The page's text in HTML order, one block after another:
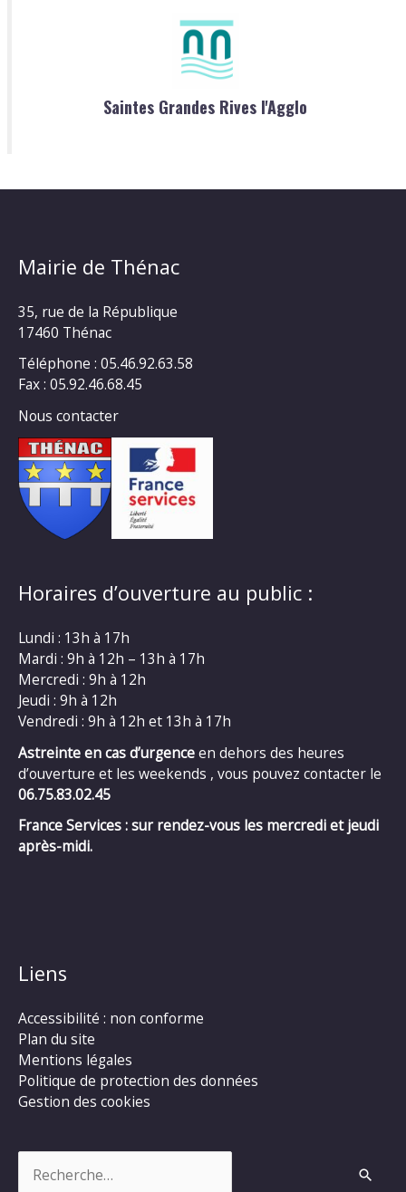
Saintes Grandes Rives l'Agglo
Mairie de Thénac
35, rue de la République
17460 Thénac
Téléphone : 05.46.92.63.58
Fax : 05.92.46.68.45
Nous contacter
Horaires d’ouverture au public :
Lundi : 13h à 17h
Mardi : 9h à 12h – 13h à 17h
Mercredi : 9h à 12h
Jeudi : 9h à 12h
Vendredi : 9h à 12h et 13h à 17h
Astreinte en cas d’urgenceen dehors des heures
d’ouverture et les weekends , vous pouvez contacter le
06.75.83.02.45
France Services : sur rendez-vous les mercredi et jeudi
après-midi.
Liens
Accessibilité : non conforme
Plan du site
Mentions légales
Politique de protection des données
Gestion des cookies